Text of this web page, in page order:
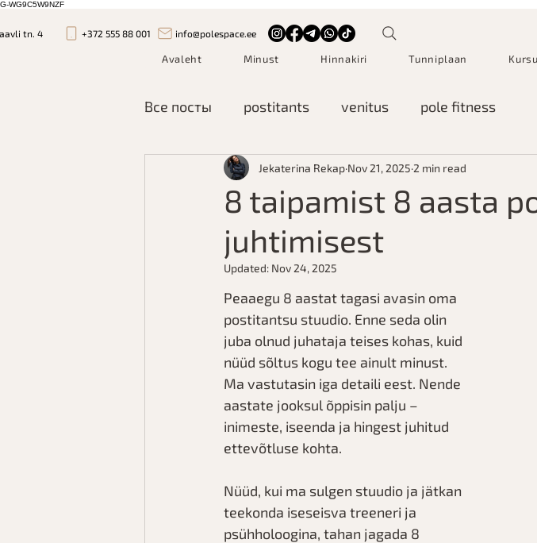
G-WG9C5W9NZF
tn. 4 +372 555 88 001 info@polespace.ee
Avaleht Minust Hinnakiri Tunniplaan
Все посты postitants venitus pole fitness
8 taipamist 8 aasta
juhtimisest
Jekaterina Rekap Nov 21, 2025 2 min read
Updated: Nov 24, 2025
Peaaegu 8 aastat tagasi avasin oma
postitantsu stuudio. Enne seda olin
juba olnud juhataja teises kohas, kuid
nüüd sõltus kogu tee ainult minust.
Ma vastutasin iga detaili eest. Nende
aastate jooksul õppisin palju –
inimeste, iseenda ja hingest juhitud
ettevõtluse kohta.
Nüüd, kui ma sulgen stuudio ja jätkan
teekonda iseseisva treeneri ja
psühholoogina, tahan jagada 8